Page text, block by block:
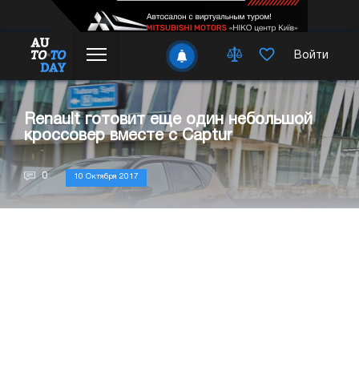
Войти
Renault готовит еще один небольшой
кроссовер вместе с Captur
0 10 Октября 2017